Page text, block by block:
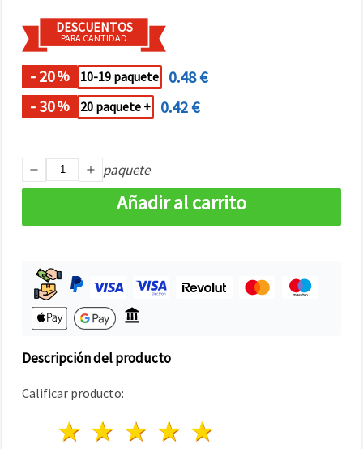
DESCUENTOS
PARA CANTIDAD
- 20% 10-19 paquete
0.48 €
- 30% 20 paquete + 0.42 €
paquete
Añadir al carrito
Descripción del producto
Calificar producto:
4 estrellas
3 estrellas
2 estrellas
1 estrella